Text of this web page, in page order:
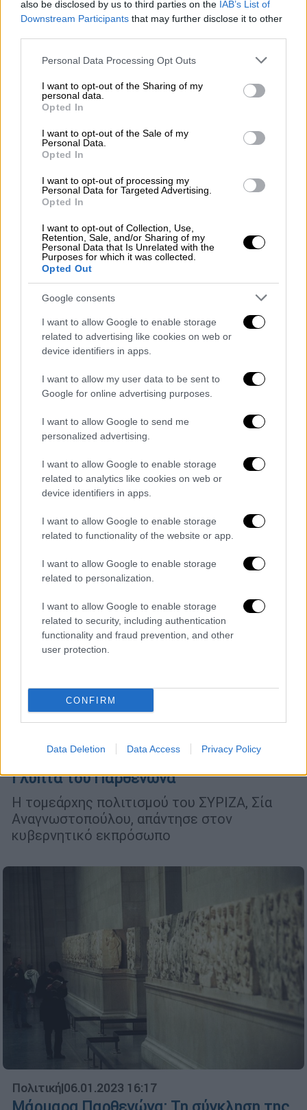
also be disclosed by us to third parties on the IAB’s List of
Downstream Participants that may further disclose it to other
Please note that this website/app uses one or more Google
not limited to your visit or usage behaviour. You may click to
grant or deny consent to Google and its third-party tags to
use your data for below specified purposes in below Google
consent section.
Personal Data Processing Opt Outs
I want to opt-out of the Sharing of my
personal data.
Opted In
I want to opt-out of the Sale of my
Personal Data.
Opted In
I want to opt-out of processing my
Personal Data for Targeted Advertising.
Opted In
I want to opt-out of Collection, Use,
Retention, Sale, and/or Sharing of my
Personal Data that Is Unrelated with the
Purposes for which it was collected.
Opted Out
Google consents
I want to allow Google to enable storage
related to advertising like cookies on web or
device identifiers in apps.
I want to allow my user data to be sent to
Google for online advertising purposes.
I want to allow Google to send me
personalized advertising.
I want to allow Google to enable storage
related to analytics like cookies on web or
device identifiers in apps.
I want to allow Google to enable storage
related to functionality of the website or app.
I want to allow Google to enable storage
related to personalization.
I want to allow Google to enable storage
related to security, including authentication
functionality and fraud prevention, and other
user protection.
CONFIRM
Data Deletion Data Access Privacy Policy
τομή για μένα ήταν η Κεντρική Επιτροπή
«Από καιρό έκανα προσπάθεια ενότητας, δεν
είδα καμία διάθεση να γίνει» τόνισε η
βουλευτής
Πολιτική|08.11.2023 10:38
Αναγνωστοπούλου στο OPEN: Να μην
χυθεί κομματικό αίμα, να ανακληθούν οι
διαγραφές - Χρειάζεται σθένος από την
ηγεσία
Έκκληση για ενότητα έκανε η βουλευτής
του ΣΥΡΙΖΑ, τονίζοντας ωστόσο υπάρχει
πολύ τοξικό κλίμα εντός του κόμματος
Πολιτική|09.01.2023 21:58
«Αλήθεια τώρα κύριε Οικονόμου;» - Νέα
κόντρα ΣΥΡΙΖΑ- κυβέρνησης για τα
Γλυπτά του Παρθενώνα
Η τομεάρχης πολιτισμού του ΣΥΡΙΖΑ, Σία
Αναγνωστοπούλου, απάντησε στον
κυβερνητικό εκπρόσωπο
Πολιτική|06.01.2023 16:17